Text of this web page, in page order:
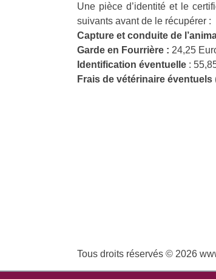
Une pièce d’identité et le
suivants avant de le récupérer :
Capture et conduite de
Garde en Fourrière : 24,25
Identification éventuelle :
Frais de vétérinaire éventuels
Tous droits réservés © 2026